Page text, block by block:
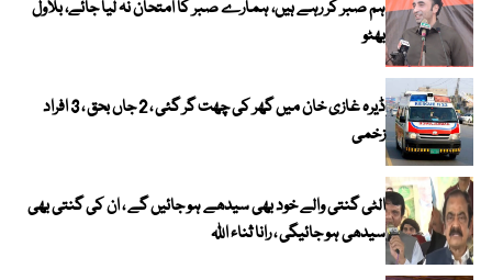
ہم صبر کر رہے ہیں، ہمارے صبر کا امتحان نہ لیا جائے، بلاول
بھٹو
ڈیرہ غازی خان میں گھر کی چھت گر گئی ، 2 جاں بحق ، 3 افراد
زخمی
الٹی گنتی والے خود بھی سیدھے ہو جائیں گے ، ان کی گنتی بھی
سیدھی ہو جائیگی ، رانا ثناء اللہ